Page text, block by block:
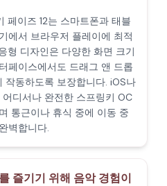
페이즈 12는 스마트폰과 태블
에서 브라우저 플레이에 최적
형 디자인은 다양한 화면 크기
페이스에서도 드래그 앤 드롭
작동하도록 보장합니다. iOS나
디서나 완전한 스프링키 OC
통근이나 휴식 중에 이동 중
벽합니다.
즐기기 위해 음악 경험이